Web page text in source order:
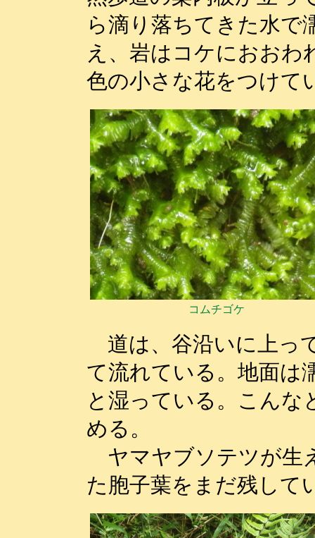
ら滴り落ちてきた水で
え、岩はコケにおおわ
色の小さな花をつけて
コムチゴケ
道は、谷沿いに上っ
て流れている。地面は
と湿っている。こんな
める。
ヤマヤブソテツが生
た胞子葉をまだ残して